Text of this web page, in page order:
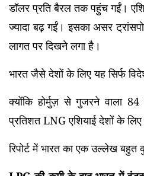
डॉलर प्रति बैरल तक पहुंच गईं।
ज्यादा बढ़ गईं। इसका असर
लागत पर दिखने लगा है।
भारत जैसे देशों के लिए यह सिर्फ
क्योंकि होर्मुज़ से गुजरने वाला
प्रतिशत LNG एशियाई देशों के लिए
रिपोर्ट में भारत का एक उल्लेख